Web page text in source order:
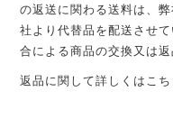
の返送に関わる送料は、
社より代替品を配送させ
合による商品の交換又は返
返品に関して詳しくはこち